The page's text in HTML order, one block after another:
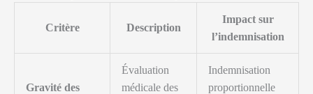
Critère Description
Impact sur
l’indemnisation
Gravité des
Évaluation
médicale des
Indemnisation
proportionnelle